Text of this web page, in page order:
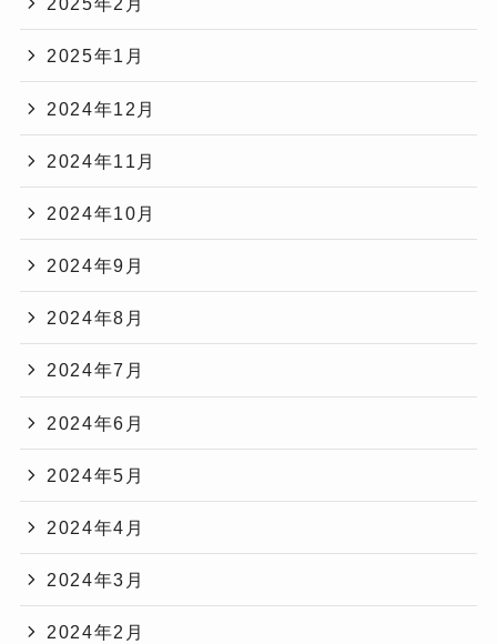
2025年1月
2024年12月
2024年11月
2024年10月
2024年9月
2024年8月
2024年7月
2024年6月
2024年5月
2024年4月
2024年3月
2024年2月